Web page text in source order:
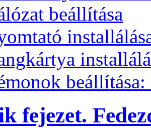
beállítása
beállítása:
fejezet.